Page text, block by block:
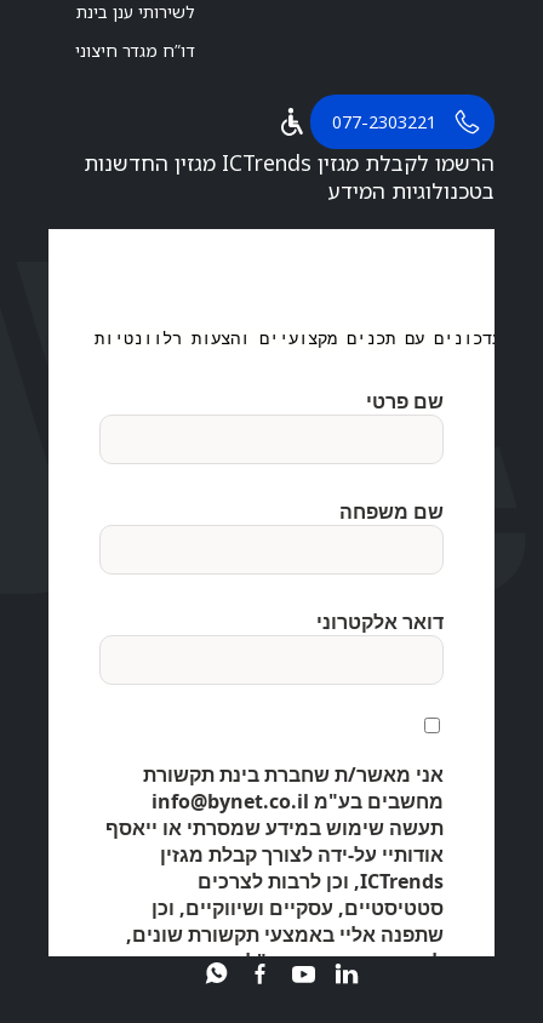
לשירותי ענן בינת
דו”ח מגדר חיצוני
077-2303221
הרשמו לקבלת מגזין ICTrends מגזין החדשנות
בטכנולוגיות המידע